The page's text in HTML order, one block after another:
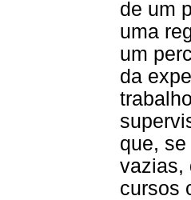
de um
uma
um
da
que,
vazias,
cursos